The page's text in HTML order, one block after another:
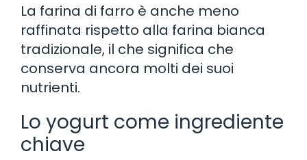
La farina di farro è anche meno
raffinata rispetto alla farina bianca
tradizionale, il che significa che
conserva ancora molti dei suoi
nutrienti.
Lo yogurt come ingrediente
chiave